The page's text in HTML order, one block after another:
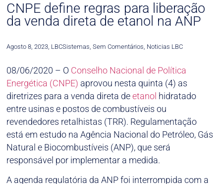
CNPE define regras para liberação
da venda direta de etanol na ANP
Agosto 8, 2023, LBCSistemas, Sem Comentários, Noticias LBC
08/06/2020 – O Conselho Nacional de Política
Energética (CNPE) aprovou nesta quinta (4) as
diretrizes para a venda direta deetanol hidratado
entre usinas e postos de combustíveis ou
revendedores retalhistas (TRR). Regulamentação
está em estudo na Agência Nacional do Petróleo, Gás
Natural e Biocombustíveis (ANP), que será
responsável por implementar a medida.
A agenda regulatória da ANP foi interrompida com a